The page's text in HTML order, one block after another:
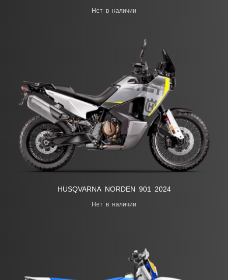
Нет в наличии
HUSQVARNA NORDEN 901 2024
Нет в наличии